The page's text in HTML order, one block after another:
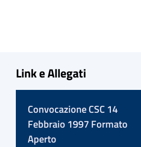
Link e Allegati
Convocazione CSC 14
Febbraio 1997 Formato
Aperto